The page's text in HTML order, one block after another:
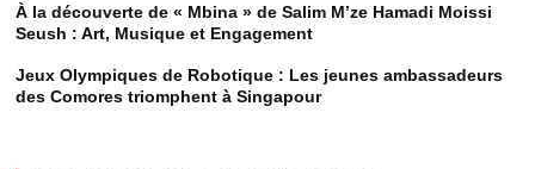
À la découverte de « Mbina » de Salim M’ze Hamadi Moissi
Seush : Art, Musique et Engagement
Jeux Olympiques de Robotique : Les jeunes ambassadeurs
des Comores triomphent à Singapour